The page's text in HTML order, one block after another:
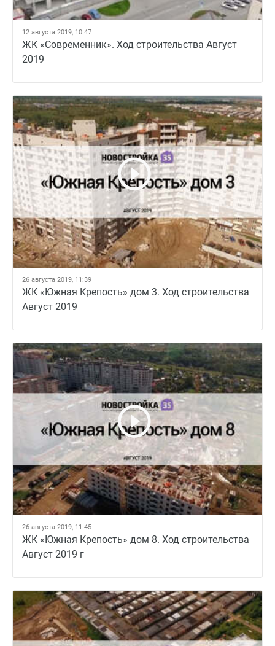
12 августа 2019, 10:47
ЖК «Современник». Ход строительства Август
2019
26 августа 2019, 11:39
ЖК «Южная Крепость» дом 3. Ход строительства
Август 2019
26 августа 2019, 11:45
ЖК «Южная Крепость» дом 8. Ход строительства
Август 2019 г